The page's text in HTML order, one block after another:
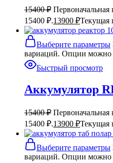
15400₽ Первоначальная
15400 ₽.13900 ₽Текущая
Выберите параметры
вариаций. Опции можно
Быстрый просмотр
Аккумулятор
15400₽ Первоначальная
15400 ₽.13900 ₽Текущая
Выберите параметры
вариаций. Опции можно